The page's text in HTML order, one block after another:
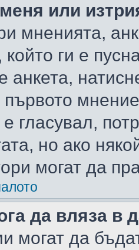
или
мненията,
който ги е
анкета,
гласувал,
но ако
могат да
да вляза в
могат да